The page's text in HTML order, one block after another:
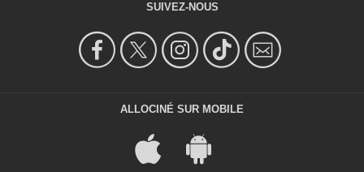
SUIVEZ-NOUS
ALLOCINÉ SUR MOBILE